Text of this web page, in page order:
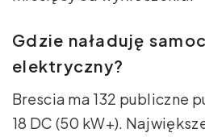
Gdzie naładuję
elektryczny?
Brescia ma 132 publiczne
18 DC (50 kW+).